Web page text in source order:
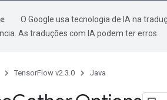
O Google usa tecnologia de IA na
As traduções com IA podem ter erros.
TensorFlow v2.3.0 Java